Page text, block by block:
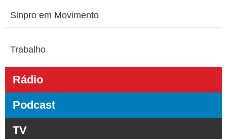
Sinpro em Movimento
Trabalho
Rádio
Podcast
TV